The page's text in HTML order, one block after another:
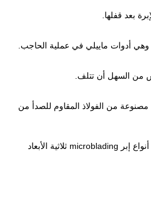
مصنوعة من الفولاذ المقاوم للصدأ من
7) القلم ثلاثي الأبعاد يناسب جميع أنواع إبر microblading ثلاثية الأبعاد